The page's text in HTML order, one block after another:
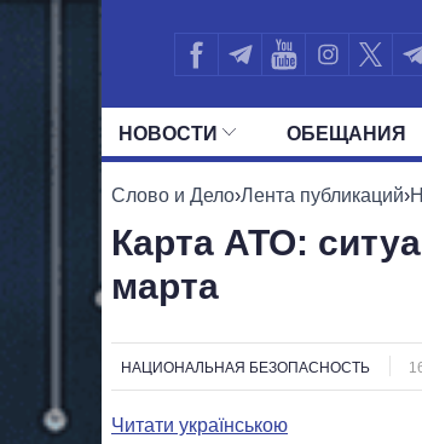
НОВОСТИ ОБЕЩАНИЯ
ВСЕ ПОЛИТИКИ
Слово и Дело›Лента публикаций›
Карта АТО:
марта
НАЦИОНАЛЬНАЯ БЕЗОПАСНОСТЬ
Читати українською